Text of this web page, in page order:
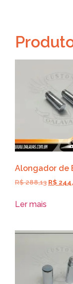
Alongador de
R$288,13 R$
Ler mais